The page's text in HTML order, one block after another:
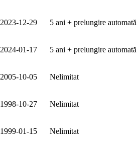
2023‑12‑29 5 ani + prelungire automată
2024‑01‑17 5 ani + prelungire automată
2005‑10‑05 Nelimitat
1998‑10‑27 Nelimitat
1999‑01‑15 Nelimitat